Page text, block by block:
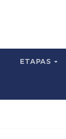
ETAPAS